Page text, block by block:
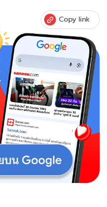
Copy link